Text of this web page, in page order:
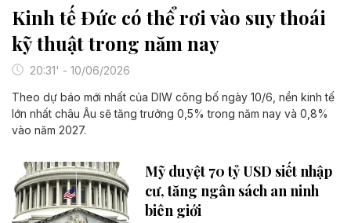
Kinh tế Đức có thể rơi vào suy thoái
kỹ thuật trong năm nay
20:31' - 10/06/2026
Theo dự báo mới nhất của DIW công bố ngày 10/6, nền kinh tế
lớn nhất châu Âu sẽ tăng trưởng 0,5% trong năm nay và 0,8%
vào năm 2027.
Mỹ duyệt 70 tỷ USD siết nhập
cư, tăng ngân sách an ninh
biên giới